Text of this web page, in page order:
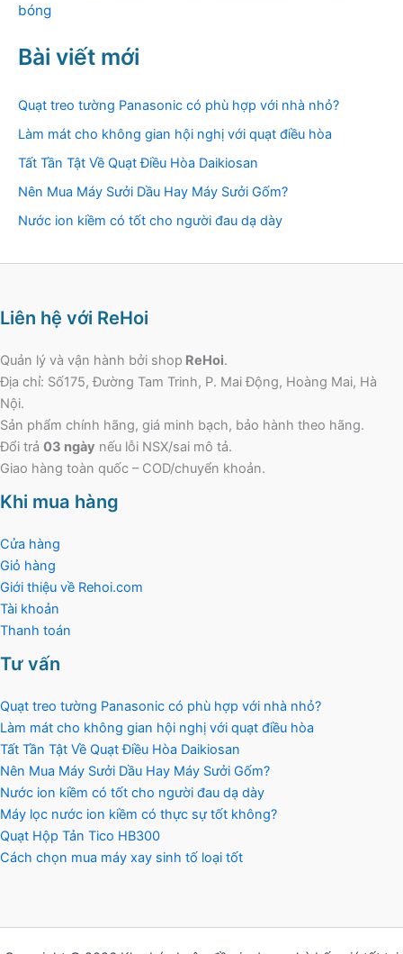
bóng
Bài viết mới
Quạt treo tường Panasonic có phù hợp với nhà nhỏ?
Làm mát cho không gian hội nghị với quạt điều hòa
Tất Tần Tật Về Quạt Điều Hòa Daikiosan
Nên Mua Máy Sưởi Dầu Hay Máy Sưởi Gốm?
Nước ion kiềm có tốt cho người đau dạ dày
Liên hệ với ReHoi
Quản lý và vận hành bởi shop ReHoi.
Địa chỉ: Số175, Đường Tam Trinh, P. Mai Động, Hoàng Mai, Hà
Nội.
Sản phẩm chính hãng, giá minh bạch, bảo hành theo hãng.
Đổi trả 03 ngày nếu lỗi NSX/sai mô tả.
Giao hàng toàn quốc – COD/chuyển khoản.
Khi mua hàng
Cửa hàng
Giỏ hàng
Giới thiệu về Rehoi.com
Tài khoản
Thanh toán
Tư vấn
Quạt treo tường Panasonic có phù hợp với nhà nhỏ?
Làm mát cho không gian hội nghị với quạt điều hòa
Tất Tần Tật Về Quạt Điều Hòa Daikiosan
Nên Mua Máy Sưởi Dầu Hay Máy Sưởi Gốm?
Nước ion kiềm có tốt cho người đau dạ dày
Máy lọc nước ion kiềm có thực sự tốt không?
Quạt Hộp Tản Tico HB300
Cách chọn mua máy xay sinh tố loại tốt